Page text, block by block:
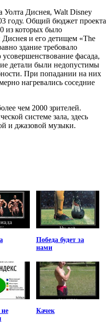
Уолта Диснея, Walt Disney
году. Общий бюджет проекта
из которых было
и его детищем «The
здание требовало
фасада,
детали были недопустимы
При попадании на них
нагревались соседние
чем 2000 зрителей.
системе зала, здесь
и джазовой музыки.
Победа будет за
нами
Качек